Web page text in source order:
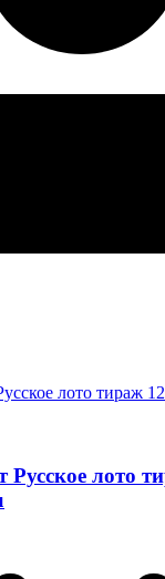
Русское лото